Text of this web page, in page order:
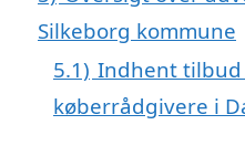
Silkeborg kommune
5.1) Indhent
køberrådgivere i